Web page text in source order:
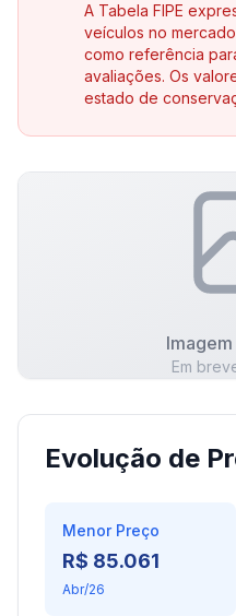
A Tabela FIPE
veículos no
como referência
avaliações. Os
estado de
Em
Evolução de
Menor Preço
R$ 85.061
Abr/26